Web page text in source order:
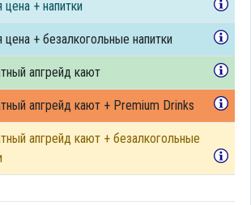
+ напитки
цена + безалкогольные напитки
апгрейд кают
апгрейд кают + Premium Drinks
апгрейд кают + безалкогольные